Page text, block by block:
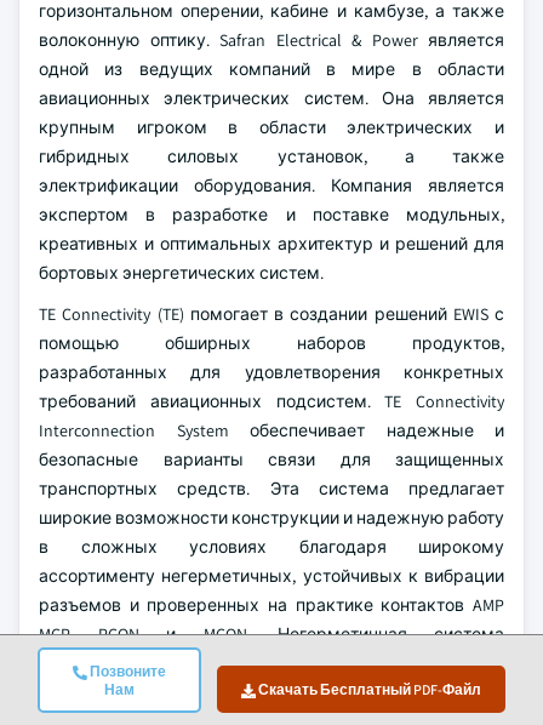
Позвоните
Нам
Скачать Бесплатный PDF-Файл
горизонтальном оперении, кабине и камбузе, а также
волоконную оптику. Safran Electrical & Power является
одной из ведущих компаний в мире в области
авиационных электрических систем. Она является
крупным игроком в области электрических и
гибридных силовых установок, а также
электрификации оборудования. Компания является
экспертом в разработке и поставке модульных,
креативных и оптимальных архитектур и решений для
бортовых энергетических систем.
TE Connectivity (TE) помогает в создании решений EWIS с
помощью обширных наборов продуктов,
разработанных для удовлетворения конкретных
требований авиационных подсистем. TE Connectivity
Interconnection System обеспечивает надежные и
безопасные варианты связи для защищенных
транспортных средств. Эта система предлагает
широкие возможности конструкции и надежную работу
в сложных условиях благодаря широкому
ассортименту негерметичных, устойчивых к вибрации
разъемов и проверенных на практике контактов AMP
MCP, PCON и MCON. Негерметичная система
межсоединений идеально подходит для связи в
транспортных средствах на коммерческом